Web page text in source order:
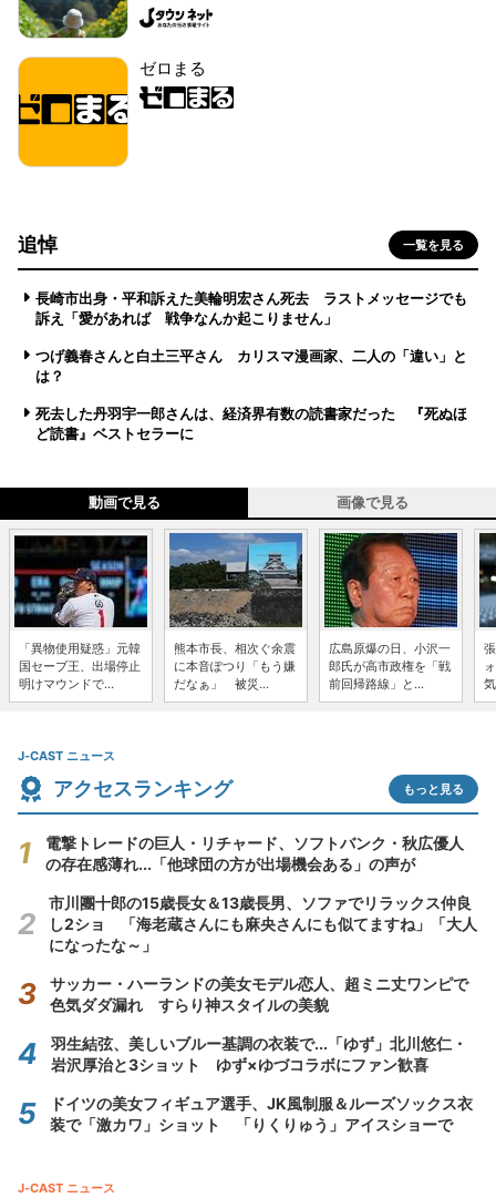
ゼロまる
追悼 一覧を見る
長崎市出身・平和訴えた美輪明宏さん死去 ラストメッセージでも
訴え「愛があれば 戦争なんか起こりません」
つげ義春さんと白土三平さん カリスマ漫画家、二人の「違い」と
は？
死去した丹羽宇一郎さんは、経済界有数の読書家だった 『死ぬほ
ど読書』ベストセラーに
動画で見る 画像で見る
「異物使用疑惑」元韓
国セーブ王、出場停止
明けマウンドで...
熊本市長、相次ぐ余震
に本音ぽつり「もう嫌
だなぁ」 被災...
広島原爆の日、小沢一
郎氏が高市政権を「戦
前回帰路線」と...
J-CAST ニュース
アクセスランキング もっと見る
電撃トレードの巨人・リチャード、ソフトバンク・秋広優人
の存在感薄れ...「他球団の方が出場機会ある」の声が
市川團十郎の15歳長女＆13歳長男、ソファでリラックス仲良
し2ショ 「海老蔵さんにも麻央さんにも似てますね」「大人
になったな～」
サッカー・ハーランドの美女モデル恋人、超ミニ丈ワンピで
色気ダダ漏れ すらり神スタイルの美貌
羽生結弦、美しいブルー基調の衣装で...「ゆず」北川悠仁・
岩沢厚治と3ショット ゆず×ゆづコラボにファン歓喜
ドイツの美女フィギュア選手、JK風制服＆ルーズソックス衣
装で「激カワ」ショット 「りくりゅう」アイスショーで
J-CAST ニュース